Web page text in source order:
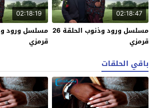
02:18:47
مسلسل ورود وذنوب الحلقة 26
قرمزي
02:18:19
قرمزي
باقي الحلقات